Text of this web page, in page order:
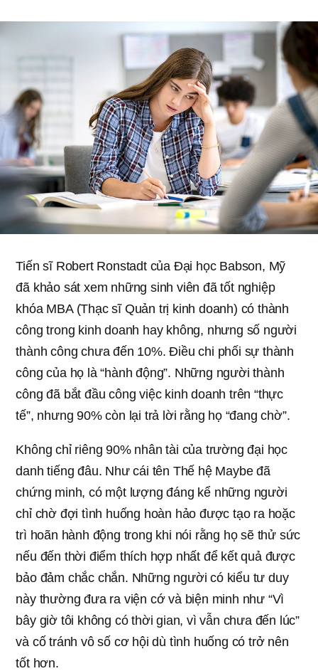
Tiến sĩ Robert Ronstadt của Đại học Babson, Mỹ
đã khảo sát xem những sinh viên đã tốt nghiệp
khóa MBA (Thạc sĩ Quản trị kinh doanh) có thành
công trong kinh doanh hay không, nhưng số người
thành công chưa đến 10%. Điều chi phối sự thành
công của họ là “hành động”. Những người thành
công đã bắt đầu công việc kinh doanh trên “thực
tế”, nhưng 90% còn lại trả lời rằng họ “đang chờ”.
Không chỉ riêng 90% nhân tài của trường đại học
danh tiếng đâu. Như cái tên Thế hệ Maybe đã
chứng minh, có một lượng đáng kể những người
chỉ chờ đợi tình huống hoàn hảo được tạo ra hoặc
trì hoãn hành động trong khi nói rằng họ sẽ thử sức
nếu đến thời điểm thích hợp nhất để kết quả được
bảo đảm chắc chắn. Những người có kiểu tư duy
này thường đưa ra viện cớ và biện minh như “Vì
bây giờ tôi không có thời gian, vì vẫn chưa đến lúc”
và cố tránh vô số cơ hội dù tình huống có trở nên
tốt hơn.